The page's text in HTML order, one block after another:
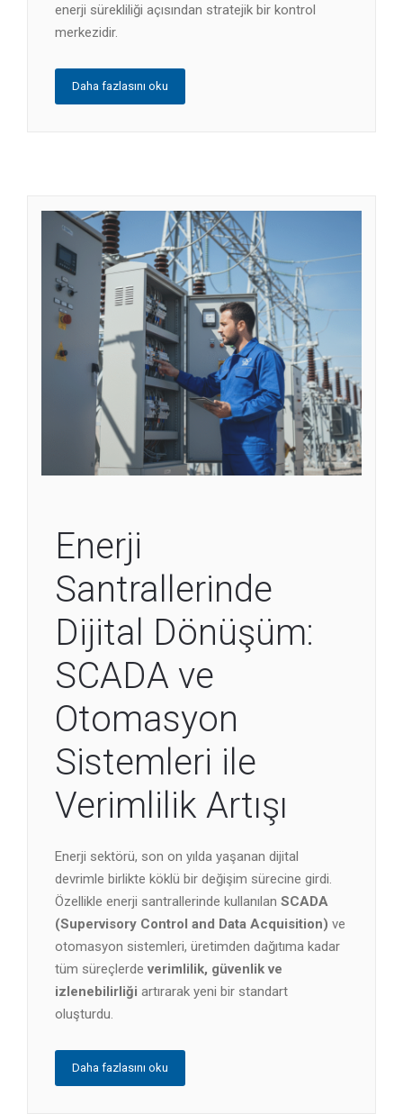
enerji sürekliliği açısından stratejik bir kontrol
merkezidir.
Daha fazlasını oku
Enerji
Santrallerinde
Dijital Dönüşüm:
SCADA ve
Otomasyon
Sistemleri ile
Verimlilik Artışı
Enerji sektörü, son on yılda yaşanan dijital
devrimle birlikte köklü bir değişim sürecine girdi.
Özellikle enerji santrallerinde kullanılan SCADA
(Supervisory Control and Data Acquisition) ve
otomasyon sistemleri, üretimden dağıtıma kadar
tüm süreçlerdeverimlilik, güvenlik ve
izlenebilirliği artırarak yeni bir standart
oluşturdu.
Daha fazlasını oku